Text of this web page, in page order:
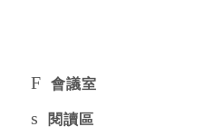
會議室
閱讀區